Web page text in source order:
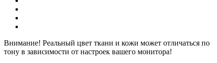
Внимание! Реальный цвет ткани и кожи может отличаться по
тону в зависимости от настроек вашего монитора!